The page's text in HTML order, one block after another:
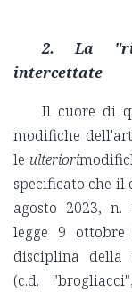
2. La
intercettate
Il cuore di
modifiche
le ulteriori
specificato che il
agosto 2023,
legge 9
disciplina della
(c.d.